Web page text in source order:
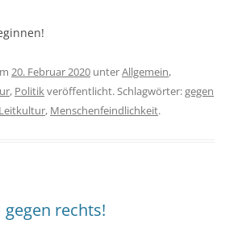
20. Februar 2020 unterAllgemein,
, Politikveröffentlicht. Schlagwörter:gegen
Leitkultur, Menschenfeindlichkeit.
rechts!